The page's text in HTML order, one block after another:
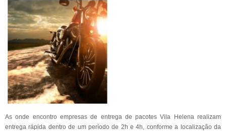
As onde encontro empresas de entrega de pacotes Vila Helena realizam
entrega rápida dentro de um período de 2h e 4h, conforme a localização da